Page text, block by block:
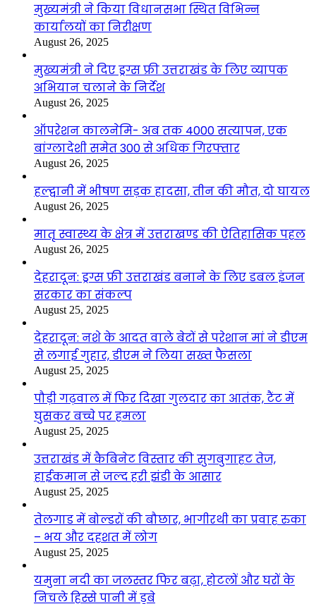
मुख्यमंत्री ने किया विधानसभा स्थित विभिन्न
कार्यालयों का निरीक्षण
August 26, 2025
मुख्यमंत्री ने दिए ड्रग्स फ्री उत्तराखंड के लिए व्यापक
अभियान चलाने के निर्देश
August 26, 2025
ऑपरेशन कालनेमि- अब तक 4000 सत्यापन, एक
बांग्लादेशी समेत 300 से अधिक गिरफ्तार
August 26, 2025
हल्द्वानी में भीषण सड़क हादसा, तीन की मौत, दो घायल
August 26, 2025
मातृ स्वास्थ्य के क्षेत्र में उत्तराखण्ड की ऐतिहासिक पहल
August 26, 2025
देहरादून: ड्रग्स फ्री उत्तराखंड बनाने के लिए डबल इंजन
सरकार का संकल्प
August 25, 2025
देहरादून: नशे के आदत वाले बेटों से परेशान मां ने डीएम
से लगाई गुहार, डीएम ने लिया सख्त फैसला
August 25, 2025
पौड़ी गढ़वाल में फिर दिखा गुलदार का आतंक, टैंट में
घुसकर बच्चे पर हमला
August 25, 2025
उत्तराखंड में कैबिनेट विस्तार की सुगबुगाहट तेज,
हाईकमान से जल्द हरी झंडी के आसार
August 25, 2025
तेलगाड में बोल्डरों की बौछार, भागीरथी का प्रवाह रुका
– भय और दहशत में लोग
August 25, 2025
यमुना नदी का जलस्तर फिर बढ़ा, होटलों और घरों के
निचले हिस्से पानी में डूबे